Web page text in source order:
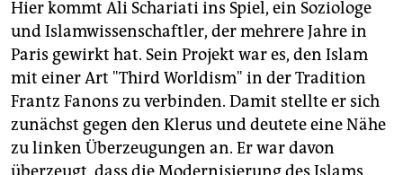
Hier kommt Ali Schariati ins Spiel, ein Soziologe
und Islamwissenschaftler, der mehrere Jahre in
Paris gewirkt hat. Sein Projekt war es, den Islam
mit einer Art "Third Worldism" in der Tradition
Frantz Fanons zu verbinden. Damit stellte er sich
zunächst gegen den Klerus und deutete eine Nähe
zu linken Überzeugungen an. Er war davon